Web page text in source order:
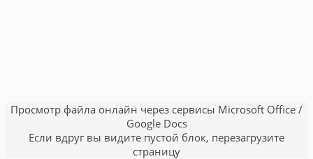
Просмотр файла онлайн через сервисы Microsoft Office /
Google Docs
Если вдруг вы видите пустой блок, перезагрузите
страницу